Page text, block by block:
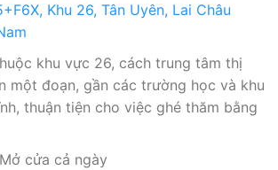
Khu 26, Tân Uyên, Lai Châu
khu vực 26, cách trung tâm thị
một đoạn, gần các trường học và khu
thuận tiện cho việc ghé thăm bằng
cửa cả ngày